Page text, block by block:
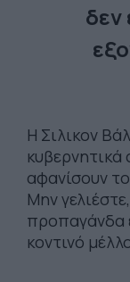
δεν
Η Σιλικον
κυβερνητικά
αφανίσουν
Μην
προπαγάνδα
κοντινό